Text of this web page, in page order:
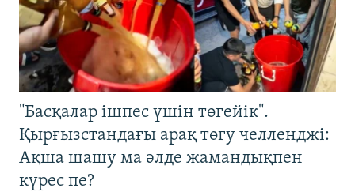
"Басқалар ішпес үшін төгейік".
Қырғызстандағы арақ төгу челленджі:
Ақша шашу ма әлде жамандықпен
күрес пе?